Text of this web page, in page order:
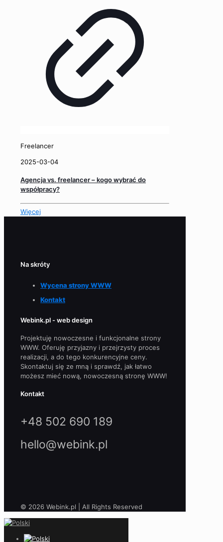
Freelancer
2025-03-04
Agencja vs. freelancer – kogo wybrać do
współpracy?
Więcej
Na skróty
Wycena strony WWW
Kontakt
Webink.pl - web design
Projektuję nowoczesne i funkcjonalne strony
WWW. Oferuję przyjazny i przejrzysty proces
realizacji, a do tego konkurencyjne ceny.
Skontaktuj się ze mną i sprawdź, jak łatwo
możesz mieć nową, nowoczesną stronę WWW!
Kontakt
+48 502 690 189
hello@webink.pl
© 2026 Webink.pl | All Rights Reserved